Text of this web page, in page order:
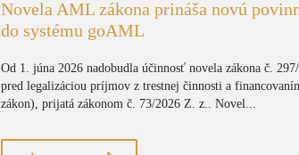
Novela AML zákona prináša novú
do systému goAML
Od 1. júna 2026 nadobudla účinnosť novela zákona č.
pred legalizáciou príjmov z trestnej činnosti a
zákon), prijatá zákonom č. 73/2026 Z. z.. Novel...